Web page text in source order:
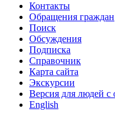
Контакты
Обращения граждан
Поиск
Обсуждения
Подписка
Справочник
Карта сайта
Экскурсии
Версия для людей
English